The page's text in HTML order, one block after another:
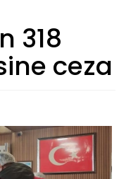
318
ceza